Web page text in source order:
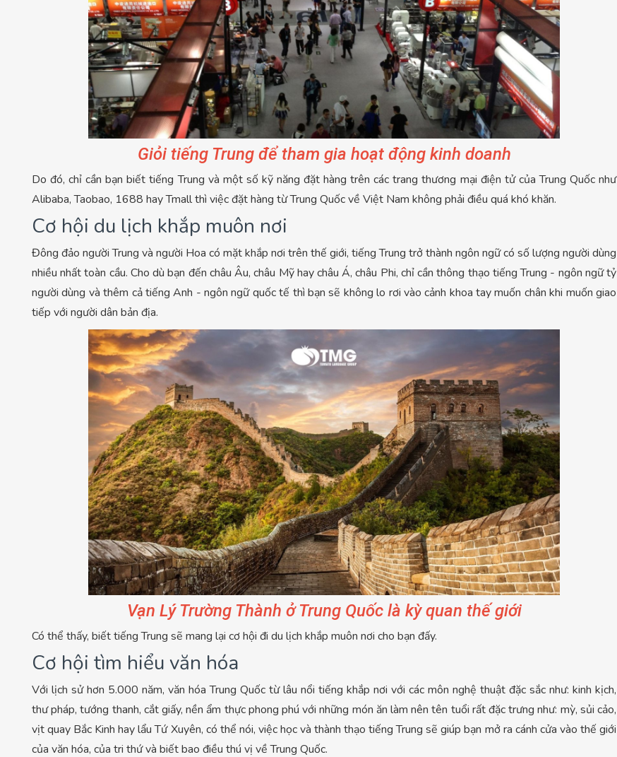
Giỏi tiếng Trung để tham gia hoạt động kinh doanh
Do đó, chỉ cần bạn biết tiếng Trung và một số kỹ năng đặt hàng trên các trang thương mại điện tử của Trung Quốc như
Alibaba, Taobao, 1688 hay Tmall thì việc đặt hàng từ Trung Quốc về Việt Nam không phải điều quá khó khăn.
Cơ hội du lịch khắp muôn nơi
Đông đảo người Trung và người Hoa có mặt khắp nơi trên thế giới, tiếng Trung trở thành ngôn ngữ có số lượng người dùng
nhiều nhất toàn cầu. Cho dù bạn đến châu Âu, châu Mỹ hay châu Á, châu Phi, chỉ cần thông thạo tiếng Trung - ngôn ngữ tỷ
người dùng và thêm cả tiếng Anh - ngôn ngữ quốc tế thì bạn sẽ không lo rơi vào cảnh khoa tay muốn chân khi muốn giao
tiếp với người dân bản địa.
Vạn Lý Trường Thành ở Trung Quốc là kỳ quan thế giới
Có thể thấy, biết tiếng Trung sẽ mang lại cơ hội đi du lịch khắp muôn nơi cho bạn đấy.
Cơ hội tìm hiểu văn hóa
Với lịch sử hơn 5.000 năm, văn hóa Trung Quốc từ lâu nổi tiếng khắp nơi với các môn nghệ thuật đặc sắc như: kinh kịch,
thư pháp, tướng thanh, cắt giấy, nền ẩm thực phong phú với những món ăn làm nên tên tuổi rất đặc trưng như: mỳ, sủi cảo,
vịt quay Bắc Kinh hay lẩu Tứ Xuyên, có thể nói, việc học và thành thạo tiếng Trung sẽ giúp bạn mở ra cánh cửa vào thế giới
của văn hóa, của tri thứ và biết bao điều thú vị về Trung Quốc.